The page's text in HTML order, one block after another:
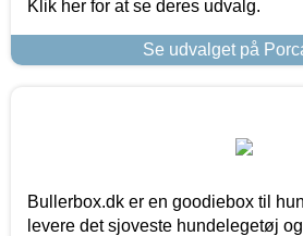
Klik her for at se deres udvalg.
Se udvalget på
Bullerbox.dk er en goodiebox til
levere det sjoveste hundelegetøj